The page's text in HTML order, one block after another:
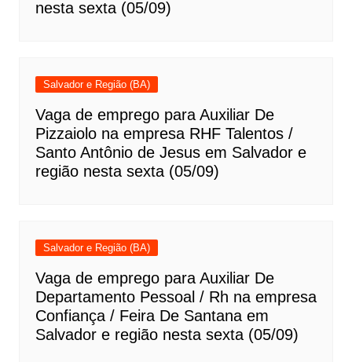
nesta sexta (05/09)
Salvador e Região (BA)
Vaga de emprego para Auxiliar De
Pizzaiolo na empresa RHF Talentos /
Santo Antônio de Jesus em Salvador e
região nesta sexta (05/09)
Salvador e Região (BA)
Vaga de emprego para Auxiliar De
Departamento Pessoal / Rh na empresa
Confiança / Feira De Santana em
Salvador e região nesta sexta (05/09)